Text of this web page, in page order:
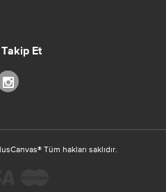
Et
® Tüm hakları saklıdır.